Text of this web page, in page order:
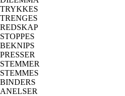
TRYKKES
TRENGES
REDSKAP
STOPPES
BEKNIPS
PRESSER
STEMMER
STEMMES
BINDERS
ANELSER